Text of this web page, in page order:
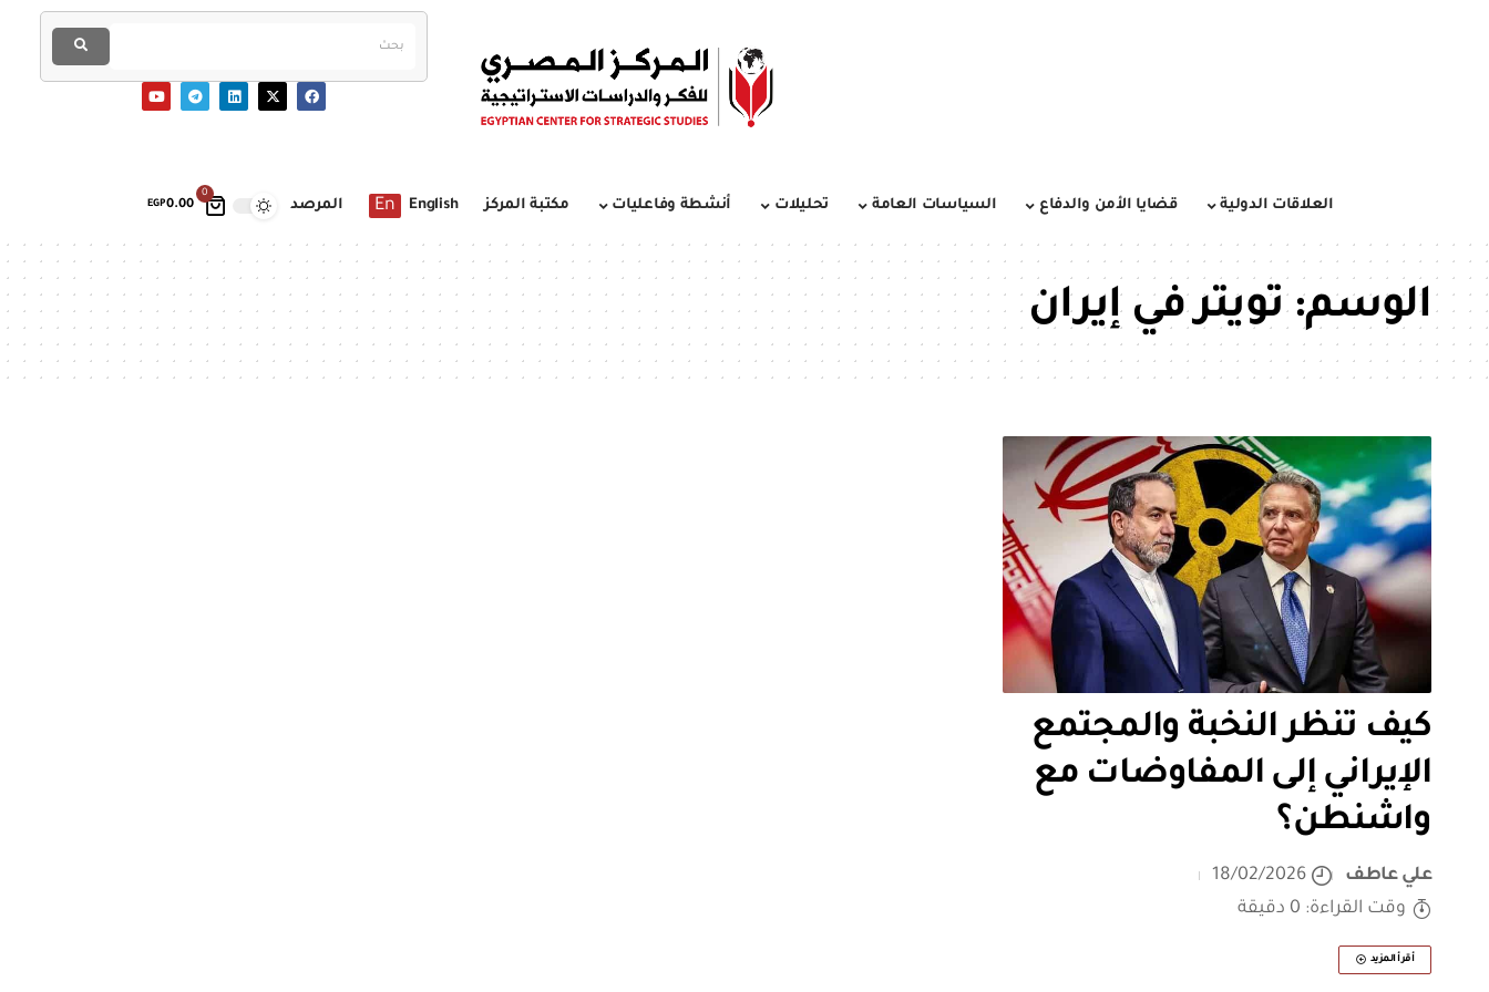
0
EGP0.00 العلاقات الدولية قضايا الأمن والدفاع السياسات العامة تحليلات أنشطة وفاعليات مكتبة المركز English
En المرصد
الوسم:تويتر في إيران
كيف تنظر النخبة والمجتمع
الإيراني إلى المفاوضات مع
واشنطن؟
علي عاطف
18/02/2026
وقت القراءة: 0 دقيقة
أقرأ المزيد